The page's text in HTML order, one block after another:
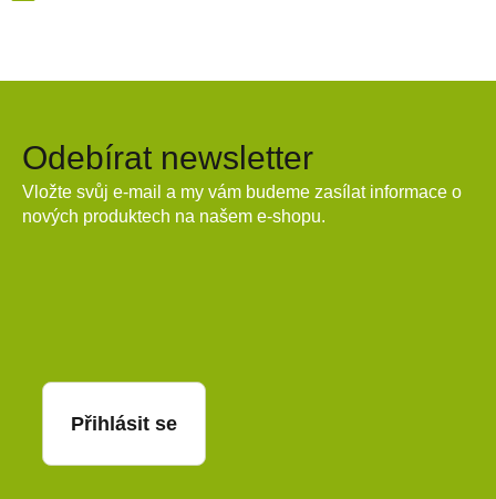
Odebírat newsletter
Vložte svůj e-mail a my vám budeme zasílat informace o
nových produktech na našem e-shopu.
Přihlásit se